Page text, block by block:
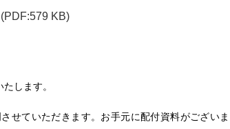
(PDF:579 KB)
します。
せていただきます。お手元に配付資料がございま